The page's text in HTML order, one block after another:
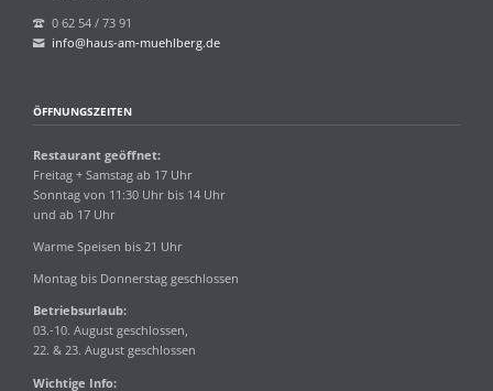
0 62 54 / 73 91
info@haus-am-muehlberg.de
ÖFFNUNGSZEITEN
Restaurant geöffnet:
Freitag + Samstag ab 17 Uhr
Sonntag von 11:30 Uhr bis 14 Uhr
und ab 17 Uhr
Warme Speisen bis 21 Uhr
Montag bis Donnerstag geschlossen
Betriebsurlaub:
03.-10. August geschlossen,
22. & 23. August geschlossen
Wichtige Info: